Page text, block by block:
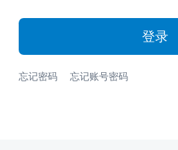
登录
忘记密码 忘记账号密码